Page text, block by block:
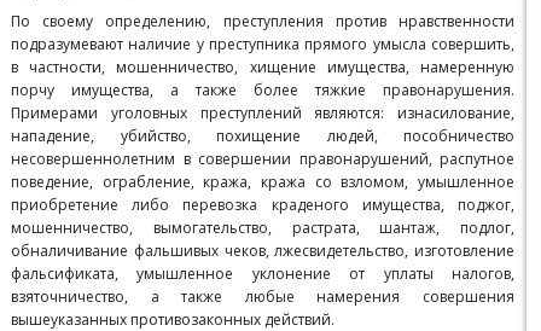
По своему определению, преступления против нравственности
подразумевают наличие у преступника прямого умысла совершить,
в частности, мошенничество, хищение имущества, намеренную
порчу имущества, а также более тяжкие правонарушения.
Примерами уголовных преступлений являются: изнасилование,
нападение, убийство, похищение людей, пособничество
несовершеннолетним в совершении правонарушений, распутное
поведение, ограбление, кража, кража со взломом, умышленное
приобретение либо перевозка краденого имущества, поджог,
мошенничество, вымогательство, растрата, шантаж, подлог,
обналичивание фальшивых чеков, лжесвидетельство, изготовление
фальсификата, умышленное уклонение от уплаты налогов,
взяточничество, а также любые намерения совершения
вышеуказанных противозаконных действий.